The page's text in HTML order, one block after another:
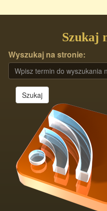
Szukaj
Wyszukaj na stronie:
Szukaj